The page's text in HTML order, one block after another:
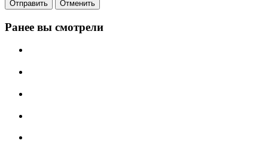
Отправить Отменить
Ранее вы смотрели